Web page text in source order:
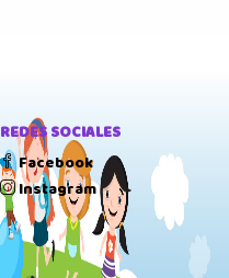
REDES SOCIALES
Facebook
Instagram